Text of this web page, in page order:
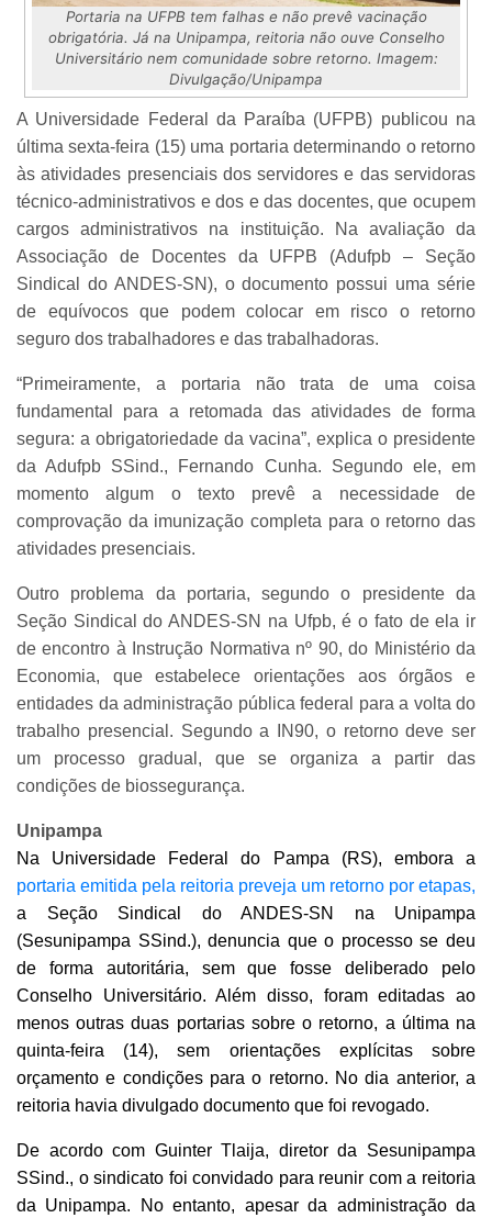
Portaria na UFPB tem falhas e não prevê vacinação
obrigatória. Já na Unipampa, reitoria não ouve Conselho
Universitário nem comunidade sobre retorno. Imagem:
Divulgação/Unipampa
A Universidade Federal da Paraíba (UFPB) publicou na
última sexta-feira (15) uma portaria determinando o retorno
às atividades presenciais dos servidores e das servidoras
técnico-administrativos e dos e das docentes, que ocupem
cargos administrativos na instituição. Na avaliação da
Associação de Docentes da UFPB (Adufpb – Seção
Sindical do ANDES-SN), o documento possui uma série
de equívocos que podem colocar em risco o retorno
seguro dos trabalhadores e das trabalhadoras.
“Primeiramente, a portaria não trata de uma coisa
fundamental para a retomada das atividades de forma
segura: a obrigatoriedade da vacina”, explica o presidente
da Adufpb SSind., Fernando Cunha. Segundo ele, em
momento algum o texto prevê a necessidade de
comprovação da imunização completa para o retorno das
atividades presenciais.
Outro problema da portaria, segundo o presidente da
Seção Sindical do ANDES-SN na Ufpb, é o fato de ela ir
de encontro à Instrução Normativa nº 90, do Ministério da
Economia, que estabelece orientações aos órgãos e
entidades da administração pública federal para a volta do
trabalho presencial. Segundo a IN90, o retorno deve ser
um processo gradual, que se organiza a partir das
condições de biossegurança.
Unipampa
Na Universidade Federal do Pampa (RS), embora a
portaria emitida pela reitoria preveja um retorno por etapas,
a Seção Sindical do ANDES-SN na Unipampa
(Sesunipampa SSind.), denuncia que o processo se deu
de forma autoritária, sem que fosse deliberado pelo
Conselho Universitário. Além disso, foram editadas ao
menos outras duas portarias sobre o retorno, a última na
quinta-feira (14), sem orientações explícitas sobre
orçamento e condições para o retorno. No dia anterior, a
reitoria havia divulgado documento que foi revogado.
De acordo com Guinter Tlaija, diretor da Sesunipampa
SSind., o sindicato foi convidado para reunir com a reitoria
da Unipampa. No entanto, apesar da administração da